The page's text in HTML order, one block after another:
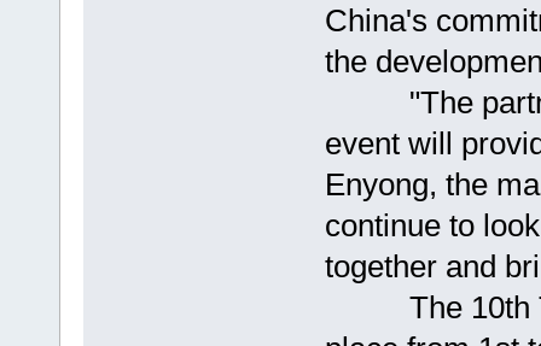
China's
the
"The
event will
Enyong, the
continue to
together and
The 10th